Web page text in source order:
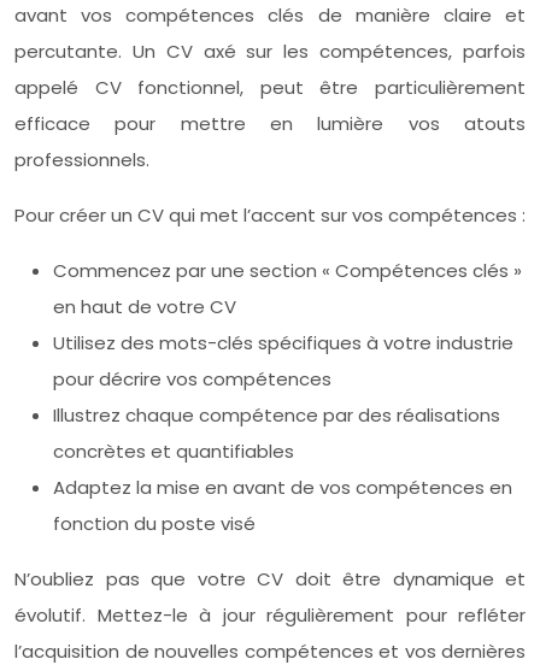
avant vos compétences clés de manière claire et
percutante. Un CV axé sur les compétences, parfois
appelé CV fonctionnel, peut être particulièrement
efficace pour mettre en lumière vos atouts
professionnels.
Pour créer un CV qui met l’accent sur vos compétences :
Commencez par une section « Compétences clés »
en haut de votre CV
Utilisez des mots-clés spécifiques à votre industrie
pour décrire vos compétences
Illustrez chaque compétence par des réalisations
concrètes et quantifiables
Adaptez la mise en avant de vos compétences en
fonction du poste visé
N’oubliez pas que votre CV doit être dynamique et
évolutif. Mettez-le à jour régulièrement pour refléter
l’acquisition de nouvelles compétences et vos dernières